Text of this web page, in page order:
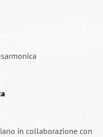
in collaborazione con